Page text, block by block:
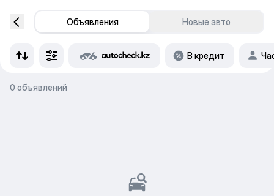
Объявления Новые авто
В кредит
0 объявлений